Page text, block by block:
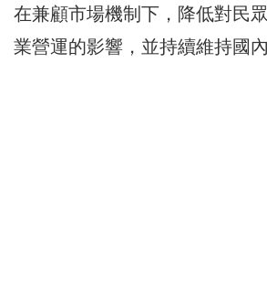
在兼顧市場機制下，降低對民
業營運的影響，並持續維持國內